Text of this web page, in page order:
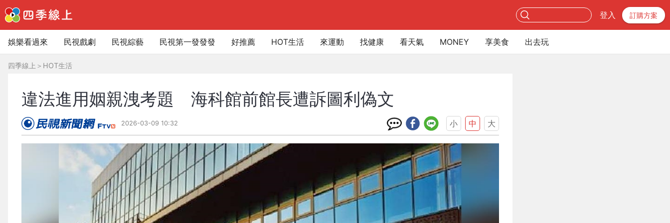
登入 訂購方案
娛樂看過來 民視戲劇 民視綜藝 民視第一發發發 好推薦 HOT生活 來運動 找健康 看天氣 MONEY 享美食 出去玩
四季線上 ＞ HOT生活
違法進用姻親洩考題 海科館前館長遭訴圖利偽文
2026-03-09 10:32 小 中 大